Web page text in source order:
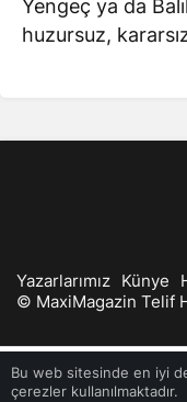
Yengeç ya da
huzursuz,
Bu web sitesinde en iyi
çerezler kullanılmaktadır.
Yazarlarımız Künye
© MaxiMagazin Telif
Anasayfa